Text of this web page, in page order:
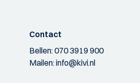
Contact
Bellen:070 3919 900
Mailen:info@kivi.nl